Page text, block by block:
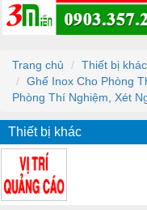
Trang chủ
Thiết bị khác
Ghế Inox Cho Phòng
Phòng Thí Nghiệm, Xét
Thiết bị khác